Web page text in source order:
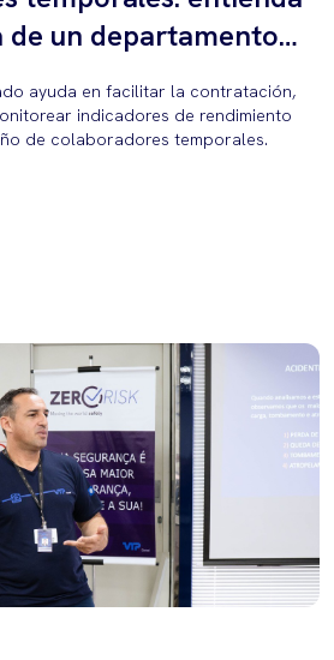
un departamento
demandas
ayuda en facilitar la contratación,
indicadores de rendimiento
de colaboradores temporales.